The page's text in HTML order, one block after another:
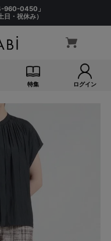
960-0450 」
・祝休み）
特集 ログイン